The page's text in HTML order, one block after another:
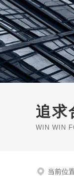
追求
WIN WIN
当前位